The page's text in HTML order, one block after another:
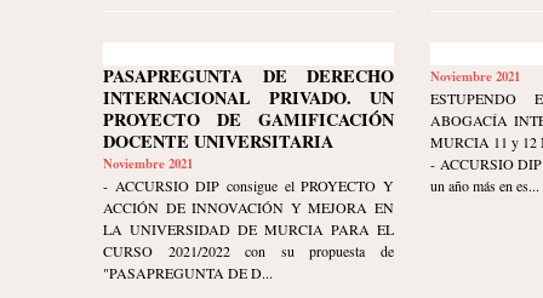
PASAPREGUNTA DE DERECHO
INTERNACIONAL PRIVADO. UN
PROYECTO DE GAMIFICACIÓN
DOCENTE UNIVERSITARIA
Noviembre 2021
- ACCURSIO DIP consigue el PROYECTO Y
ACCIÓN DE INNOVACIÓN Y MEJORA EN
LA UNIVERSIDAD DE MURCIA PARA EL
CURSO 2021/2022 con su propuesta de
"PASAPREGUNTA DE D...
Noviembre 2021
ABOGACÍA
MURCIA 11 y 12
- ACCURSIO DIP
un año más en es...